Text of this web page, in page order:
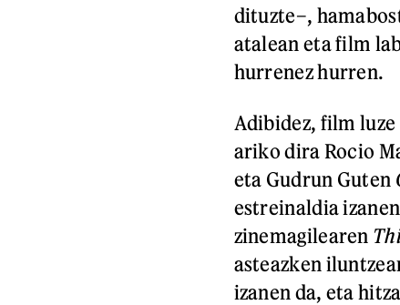
dituzte–,
atalean eta film
hurrenez hurren.
Adibidez, film
ariko dira Rocio
eta Gudrun Guten
estreinaldia
zinemagilearen
asteazken
izanen da, eta